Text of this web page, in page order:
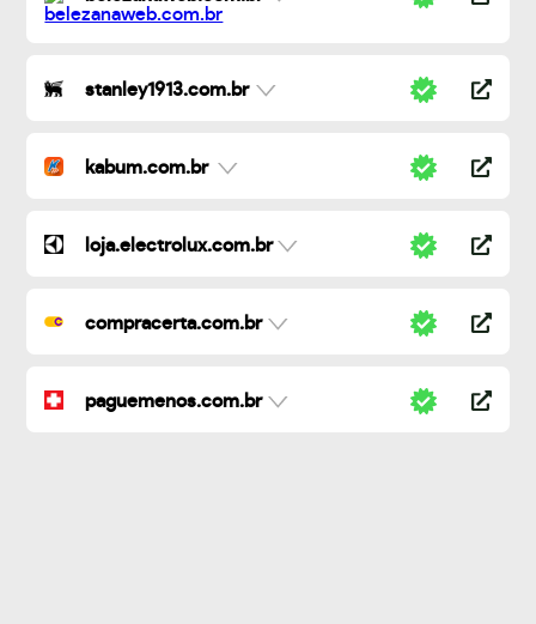
stanley1913.com.br
kabum.com.br
loja.electrolux.com.br
compracerta.com.br
paguemenos.com.br